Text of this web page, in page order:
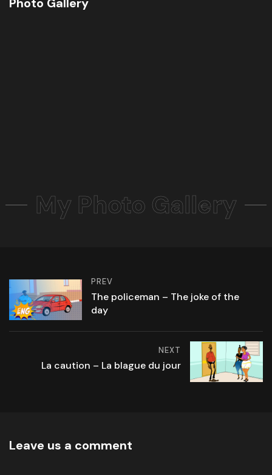
My Photo Gallery
PREV
The policeman – The joke of the
day
NEXT
La caution – La blague du jour
Leave us a comment